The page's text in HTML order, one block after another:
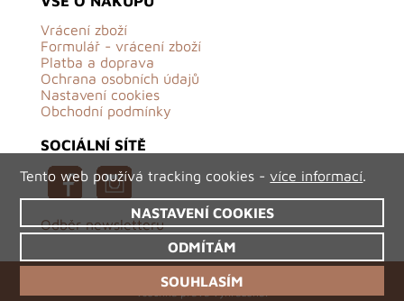
Vrácení zboží
Formulář - vrácení zboží
Platba a doprava
Ochrana osobních údajů
Nastavení cookies
Obchodní podmínky
SOCIÁLNÍ SÍTĚ
Odběr newsletteru
©2026 Carriboom.cz - originální české oděvy,
všechna práva vyhrazena.
Tento web používá tracking cookies -více informací.
NASTAVENÍ COOKIES
ODMÍTÁM
SOUHLASÍM